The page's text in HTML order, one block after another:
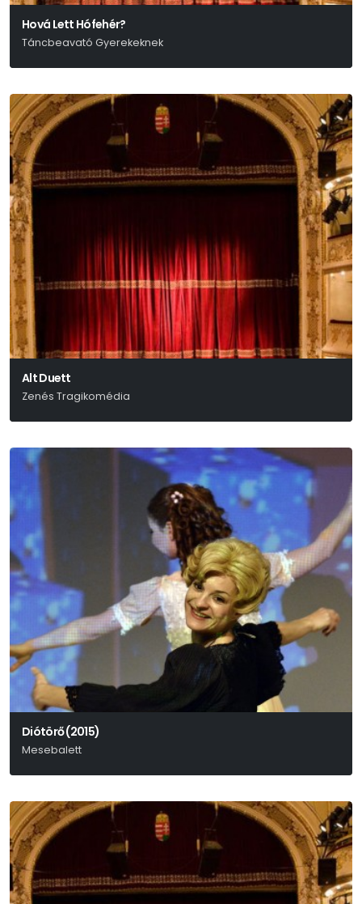
Hová Lett Hófehér?
Táncbeavató Gyerekeknek
Alt Duett
Zenés Tragikomédia
Diótörő (2015)
Mesebalett